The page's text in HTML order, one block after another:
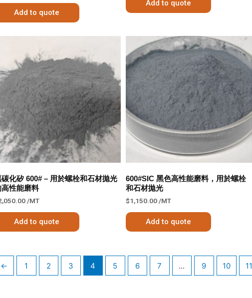
Add to quote
Add to quote
化矽 600# – 用於螺栓和石材拋光
性能磨料
/MT
Add to quote
600#SIC 黑色高性能磨料，用於螺栓
和石材拋光
$1,150.00/MT
Add to quote
← 1 2 3 4 5 6 7 ... 9 10 11